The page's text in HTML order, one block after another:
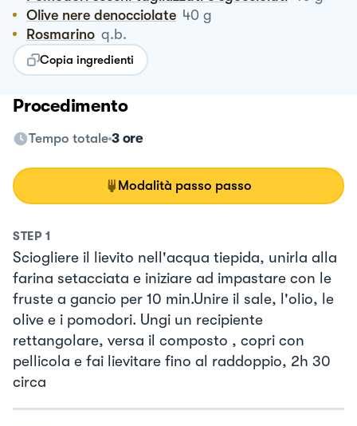
Olive nere denocciolate 40 g
Rosmarino q.b.
Copia ingredienti
Procedimento
Tempo totale 3 ore
Modalità passo passo
STEP 1
Sciogliere il lievito nell'acqua tiepida, unirla alla
farina setacciata e iniziare ad impastare con le
fruste a gancio per 10 min.Unire il sale, l'olio, le
olive e i pomodori. Ungi un recipiente
rettangolare, versa il composto , copri con
pellicola e fai lievitare fino al raddoppio, 2h 30
circa